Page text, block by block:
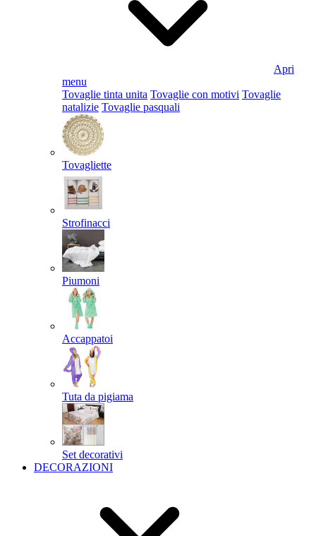
Apri
menu
Tovaglie tinta unita Tovaglie con motivi Tovaglie
natalizie Tovaglie pasquali
Tovagliette
Strofinacci
Piumoni
Accappatoi
Tuta da pigiama
Set decorativi
DECORAZIONI